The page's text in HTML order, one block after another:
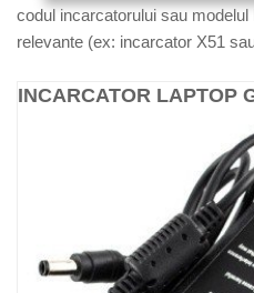
codul incarcatorului sau
relevante (ex: incarcator X51
INCARCATOR LAPTOP